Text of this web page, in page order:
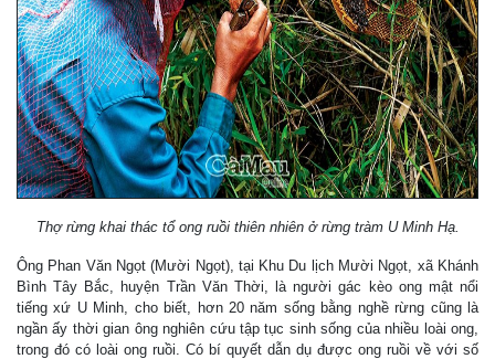
Thợ rừng khai thác tổ ong ruồi thiên nhiên ở rừng tràm U Minh Hạ.
Ông Phan Văn Ngọt (Mười Ngọt), tại Khu Du lịch Mười Ngọt, xã Khánh
Bình Tây Bắc, huyện Trần Văn Thời, là người gác kèo ong mật nổi
tiếng xứ U Minh, cho biết, hơn 20 năm sống bằng nghề rừng cũng là
ngần ấy thời gian ông nghiên cứu tập tục sinh sống của nhiều loài ong,
trong đó có loài ong ruồi. Có bí quyết dẫn dụ được ong ruồi về với số